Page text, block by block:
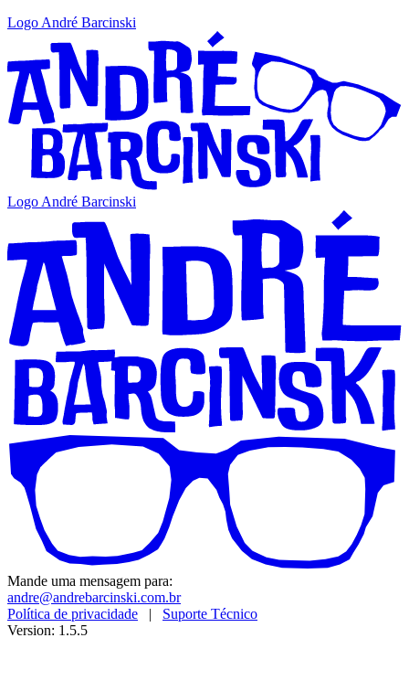
Logo André Barcinski
Logo André Barcinski
Mande uma mensagem para:
andre@andrebarcinski.com.br
Política de privacidade | Suporte Técnico
Version: 1.5.5